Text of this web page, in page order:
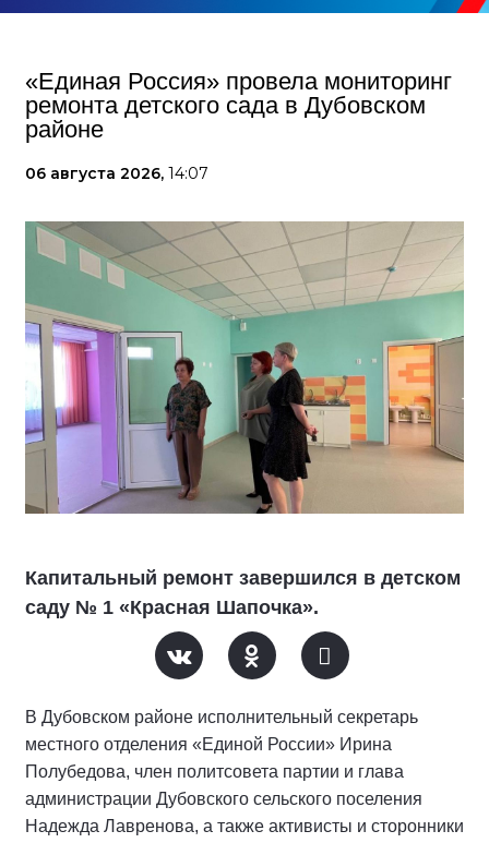
«Единая Россия» провела мониторинг
ремонта детского сада в Дубовском
районе
06 августа 2026, 14:07
Капитальный ремонт завершился в детском
саду № 1 «Красная Шапочка».
В Дубовском районе исполнительный секретарь
местного отделения «Единой России» Ирина
Полубедова, член политсовета партии и глава
администрации Дубовского сельского поселения
Надежда Лавренова, а также активисты и сторонники